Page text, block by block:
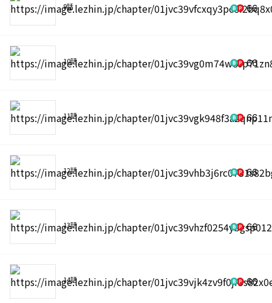
9話 66
10話 66
11話 66
12話 66
13話 66
14話 66